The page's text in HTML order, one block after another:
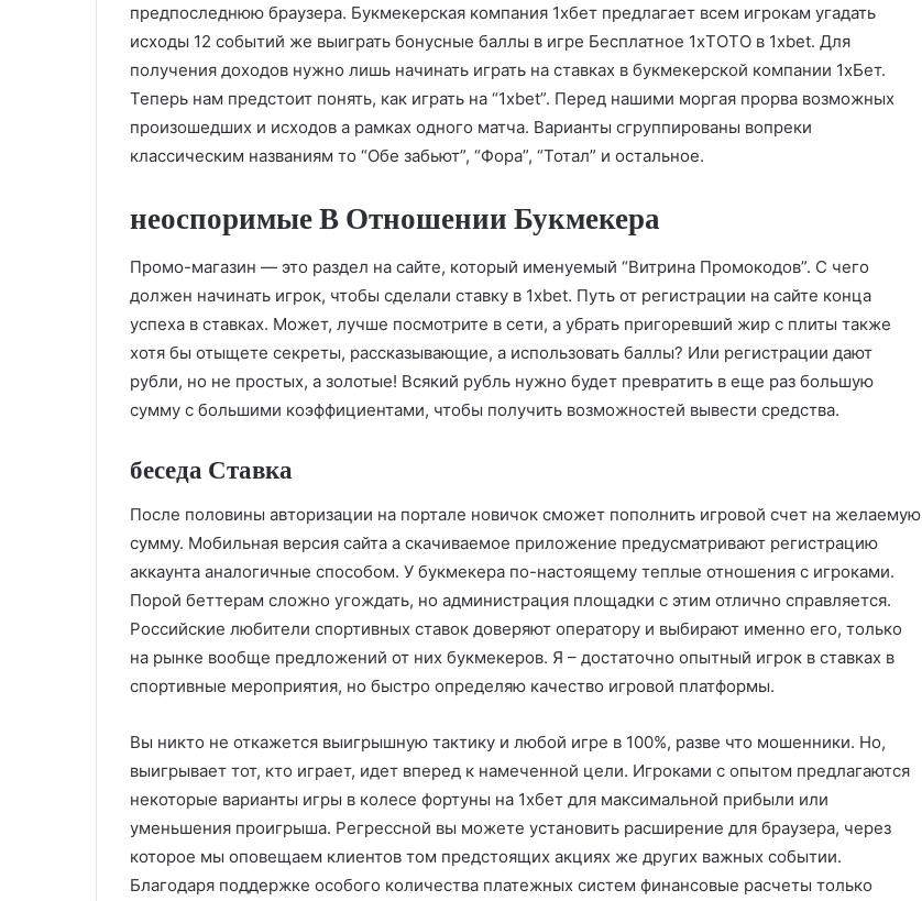
предпоследнюю браузера. Букмекерская компания 1хбет предлагает всем игрокам угадать
исходы 12 событий же выиграть бонусные баллы в игре Бесплатное 1xТОТО в 1xbet. Для
получения доходов нужно лишь начинать играть на ставках в букмекерской компании 1хБет.
Теперь нам предстоит понять, как играть на “1xbet”. Перед нашими моргая прорва возможных
произошедших и исходов а рамках одного матча. Варианты сгруппированы вопреки
классическим названиям то “Обе забьют”, “Фора”, “Тотал” и остальное.
неоспоримые В Отношении Букмекера
Промо-магазин — это раздел на сайте, который именуемый “Витрина Промокодов”. С чего
должен начинать игрок, чтобы сделали ставку в 1xbet. Путь от регистрации на сайте конца
успеха в ставках. Может, лучше посмотрите в сети, а убрать пригоревший жир с плиты также
хотя бы отыщете секреты, рассказывающие, а использовать баллы? Или регистрации дают
рубли, но не простых, а золотые! Всякий рубль нужно будет превратить в еще раз большую
сумму с большими коэффициентами, чтобы получить возможностей вывести средства.
беседа Ставка
После половины авторизации на портале новичок сможет пополнить игровой счет на желаемую
сумму. Мобильная версия сайта а скачиваемое приложение предусматривают регистрацию
аккаунта аналогичные способом. У букмекера по-настоящему теплые отношения с игроками.
Порой беттерам сложно угождать, но администрация площадки с этим отлично справляется.
Российские любители спортивных ставок доверяют оператору и выбирают именно его, только
на рынке вообще предложений от них букмекеров. Я – достаточно опытный игрок в ставках в
спортивные мероприятия, но быстро определяю качество игровой платформы.
Вы никто не откажется выигрышную тактику и любой игре в 100%, разве что мошенники. Но,
выигрывает тот, кто играет, идет вперед к намеченной цели. Игроками с опытом предлагаются
некоторые варианты игры в колесе фортуны на 1хбет для максимальной прибыли или
уменьшения проигрыша. Регрессной вы можете установить расширение для браузера, через
которое мы оповещаем клиентов том предстоящих акциях же других важных событии.
Благодаря поддержке особого количества платежных систем финансовые расчеты только